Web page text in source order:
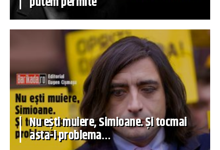
Nu ești muiere, Simioane. Și tocmai
asta-i problema…